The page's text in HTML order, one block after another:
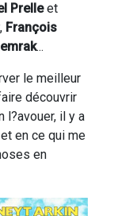
Prelleet
, François
...
le meilleur
découvrir
l?avouer, il y a
en ce qui me
en